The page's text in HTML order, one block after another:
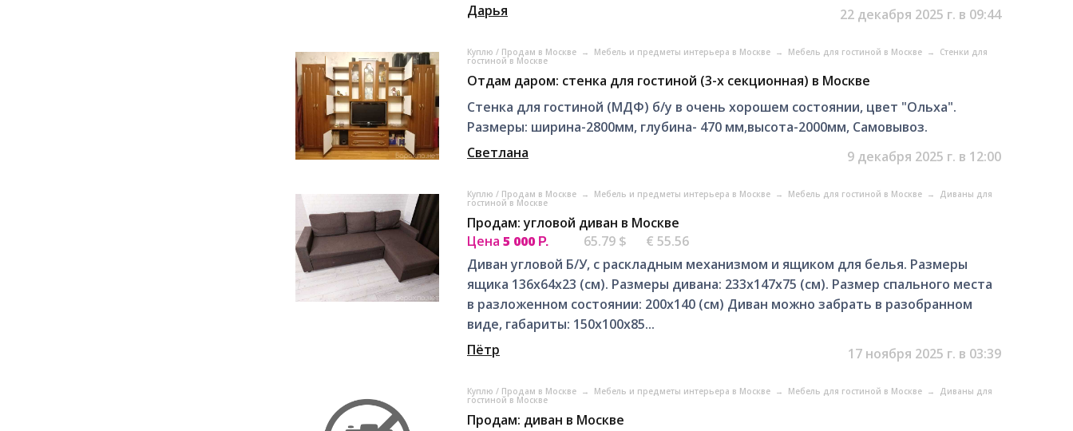
Дарья
22 декабря 2025 г. в 09:44
Куплю / Продам в Москве → Мебель и предметы интерьера в Москве → Мебель для гостиной в Москве → Стенки для
гостиной в Москве
Отдам даром: стенка для гостиной (3-х секционная) в Москве
Стенка для гостиной (МДФ) б/у в очень хорошем состоянии, цвет "Ольха".
Размеры: ширина-2800мм, глубина- 470 мм,высота-2000мм, Самовывоз.
Светлана
9 декабря 2025 г. в 12:00
Куплю / Продам в Москве → Мебель и предметы интерьера в Москве → Мебель для гостиной в Москве → Диваны для
гостиной в Москве
Продам: угловой диван в Москве
Цена 5 000 Р. 65.79 $
€ 55.56
Диван угловой Б/У, c раскладным механизмом и ящиком для белья. Размеры
ящика 136x64x23 (см). Размеры дивана: 233x147x75 (см). Размер спального места
в разложенном состоянии: 200x140 (см) Диван можно забрать в разобранном
виде, габариты: 150x100x85...
Пётр
17 ноября 2025 г. в 03:39
Куплю / Продам в Москве → Мебель и предметы интерьера в Москве → Мебель для гостиной в Москве → Диваны для
гостиной в Москве
Продам: диван в Москве